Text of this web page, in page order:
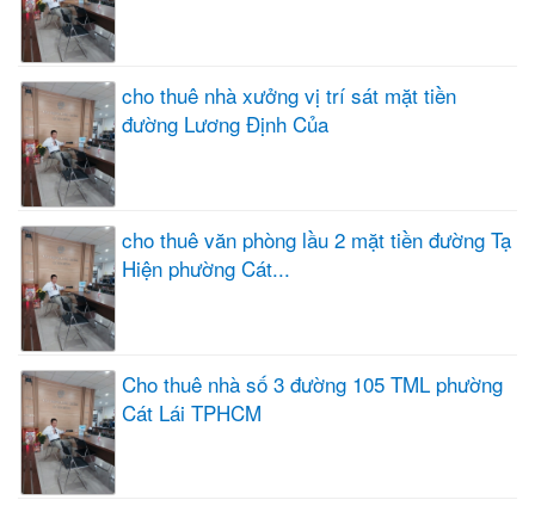
cho thuê nhà xưởng vị trí sát mặt tiền
đường Lương Định Của
cho thuê văn phòng lầu 2 mặt tiền đường Tạ
Hiện phường Cát...
Cho thuê nhà số 3 đường 105 TML phường
Cát Lái TPHCM